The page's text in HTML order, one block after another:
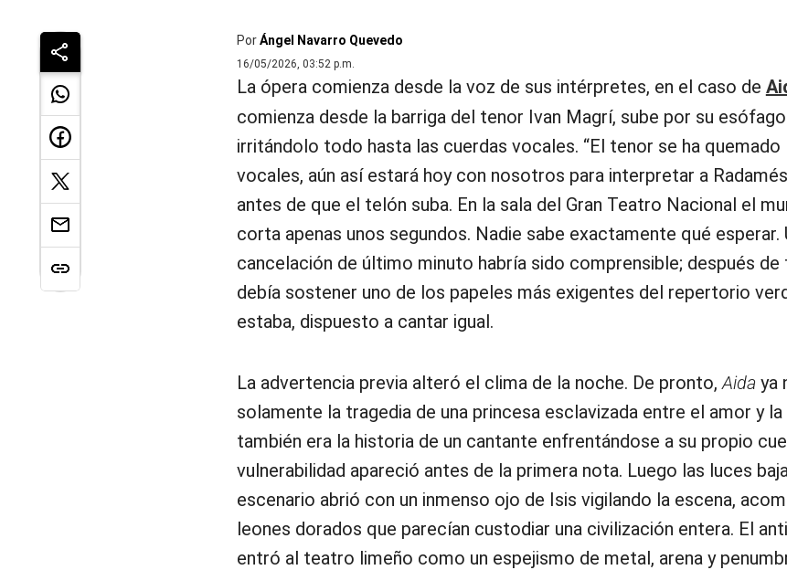
PorÁngel Navarro Quevedo
16/05/2026, 03:52 p.m.
La ópera comienza desde la voz de sus intérpretes, en el caso de
comienza desde la barriga del tenor Ivan Magrí, sube por su
irritándolo todo hasta las cuerdas vocales. “El tenor se ha quemado
vocales, aún así estará hoy con nosotros para interpretar a
antes de que el telón suba. En la sala del Gran Teatro Nacional el
corta apenas unos segundos. Nadie sabe exactamente qué esperar.
cancelación de último minuto habría sido comprensible; después
debía sostener uno de los papeles más exigentes del repertorio
estaba, dispuesto a cantar igual.
La advertencia previa alteró el clima de la noche. De pronto, Aida ya
solamente la tragedia de una princesa esclavizada entre el amor y la
también era la historia de un cantante enfrentándose a su propio
vulnerabilidad apareció antes de la primera nota. Luego las luces
escenario abrió con un inmenso ojo de Isis vigilando la escena,
leones dorados que parecían custodiar una civilización entera. El
entró al teatro limeño como un espejismo de metal, arena y